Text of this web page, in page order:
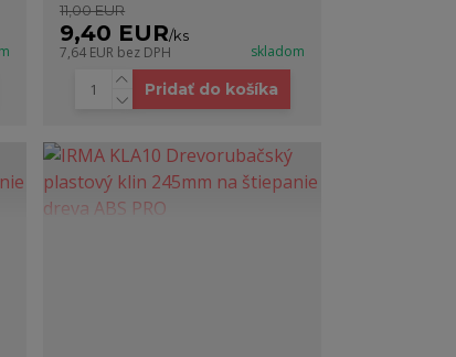
11,00 EUR
9,40 EUR/ks
7,64 EUR bez DPH skladom
Pridať do košíka